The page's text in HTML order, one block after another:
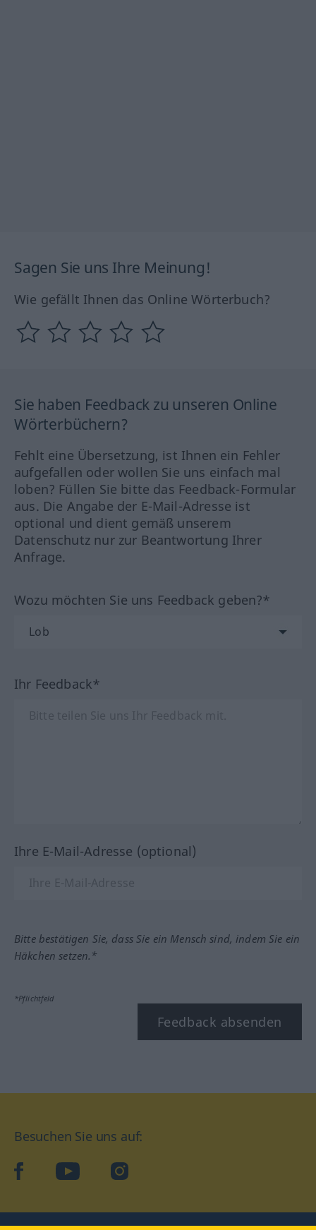
Sagen Sie uns Ihre Meinung!
Wie gefällt Ihnen das Online Wörterbuch?
Sie haben Feedback zu unseren Online
Wörterbüchern?
Fehlt eine Übersetzung, ist Ihnen ein Fehler
aufgefallen oder wollen Sie uns einfach mal
loben? Füllen Sie bitte das Feedback-Formular
aus. Die Angabe der E-Mail-Adresse ist
optional und dient gemäß unserem
Datenschutz nur zur Beantwortung Ihrer
Anfrage.
Wozu möchten Sie uns Feedback geben?*
Ihr Feedback*
Ihre E-Mail-Adresse (optional)
Bitte bestätigen Sie, dass Sie ein Mensch sind, indem Sie ein
Häkchen setzen.*
*Pflichtfeld
Feedback absenden
Besuchen Sie uns auf:
facebookYouTube Instagram